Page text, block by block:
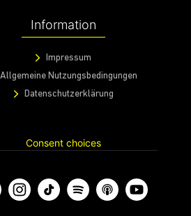
Information
Impressum
Allgemeine Nutzungsbedingungen
Datenschutzerklärung
Consent choices